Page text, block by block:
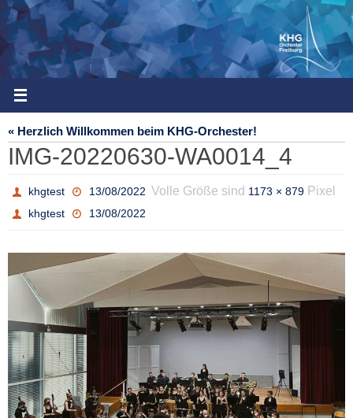
Zum
Inhalt
springen
« Herzlich Willkommen beim KHG-Orchester!
IMG-20220630-WA0014_4
khgtest 13/08/2022 Volle Größe sind 1173 × 879Pixel
khgtest 13/08/2022